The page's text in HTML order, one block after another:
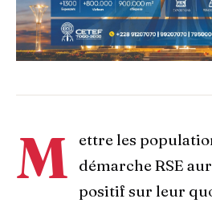
M
ettre les
démarche RSE
positif sur leur